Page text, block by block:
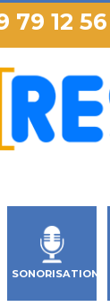
79 12 56
SONORISATION